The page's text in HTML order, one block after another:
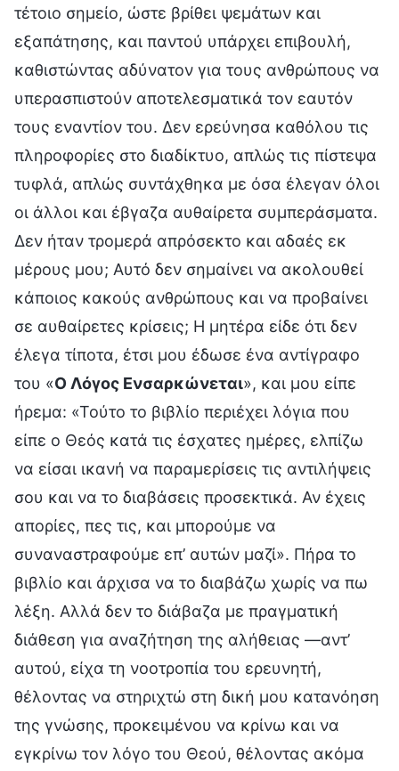
τέτοιο σημείο, ώστε βρίθει ψεμάτων και
εξαπάτησης, και παντού υπάρχει επιβουλή,
καθιστώντας αδύνατον για τους ανθρώπους να
υπερασπιστούν αποτελεσματικά τον εαυτόν
τους εναντίον του. Δεν ερεύνησα καθόλου τις
πληροφορίες στο διαδίκτυο, απλώς τις πίστεψα
τυφλά, απλώς συντάχθηκα με όσα έλεγαν όλοι
οι άλλοι και έβγαζα αυθαίρετα συμπεράσματα.
Δεν ήταν τρομερά απρόσεκτο και αδαές εκ
μέρους μου; Αυτό δεν σημαίνει να ακολουθεί
κάποιος κακούς ανθρώπους και να προβαίνει
σε αυθαίρετες κρίσεις; Η μητέρα είδε ότι δεν
έλεγα τίποτα, έτσι μου έδωσε ένα αντίγραφο
του «Ο Λόγος Ενσαρκώνεται», και μου είπε
ήρεμα: «Τούτο το βιβλίο περιέχει λόγια που
είπε ο Θεός κατά τις έσχατες ημέρες, ελπίζω
να είσαι ικανή να παραμερίσεις τις αντιλήψεις
σου και να το διαβάσεις προσεκτικά. Αν έχεις
απορίες, πες τις, και μπορούμε να
συναναστραφούμε επ’ αυτών μαζί». Πήρα το
βιβλίο και άρχισα να το διαβάζω χωρίς να πω
λέξη. Αλλά δεν το διάβαζα με πραγματική
διάθεση για αναζήτηση της αλήθειας —αντ’
αυτού, είχα τη νοοτροπία του ερευνητή,
θέλοντας να στηριχτώ στη δική μου κατανόηση
της γνώσης, προκειμένου να κρίνω και να
εγκρίνω τον λόγο του Θεού, θέλοντας ακόμα